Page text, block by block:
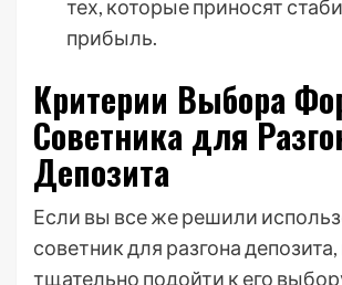
тех, которые приносят
прибыль.
Критерии Выбора
Советника для
Депозита
Если вы все же решили
советник для разгона
тщательно подойти к его